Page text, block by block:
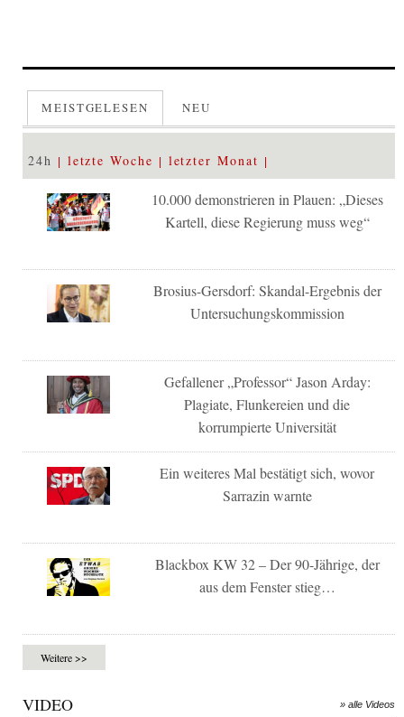
MEISTGELESEN NEU
24h letzte Woche letzter Monat
10.000 demonstrieren in Plauen: „Dieses
Kartell, diese Regierung muss weg“
Brosius-Gersdorf: Skandal-Ergebnis der
Untersuchungskommission
Gefallener „Professor“ Jason Arday:
Plagiate, Flunkereien und die
korrumpierte Universität
Ein weiteres Mal bestätigt sich, wovor
Sarrazin warnte
Blackbox KW 32 – Der 90-Jährige, der
aus dem Fenster stieg…
Weitere >>
VIDEO » alle Videos